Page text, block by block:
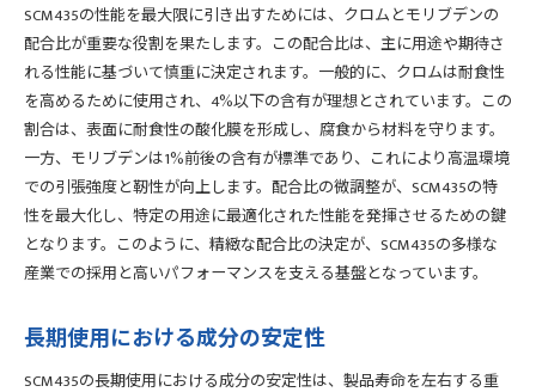
SCM435の性能を最大限に引き出すためには、クロムとモリブデンの
配合比が重要な役割を果たします。この配合比は、主に用途や期待さ
れる性能に基づいて慎重に決定されます。一般的に、クロムは耐食性
を高めるために使用され、4%以下の含有が理想とされています。この
割合は、表面に耐食性の酸化膜を形成し、腐食から材料を守ります。
一方、モリブデンは1%前後の含有が標準であり、これにより高温環境
での引張強度と靭性が向上します。配合比の微調整が、SCM435の特
性を最大化し、特定の用途に最適化された性能を発揮させるための鍵
となります。このように、精緻な配合比の決定が、SCM435の多様な
産業での採用と高いパフォーマンスを支える基盤となっています。
長期使用における成分の安定性
SCM435の長期使用における成分の安定性は、製品寿命を左右する重